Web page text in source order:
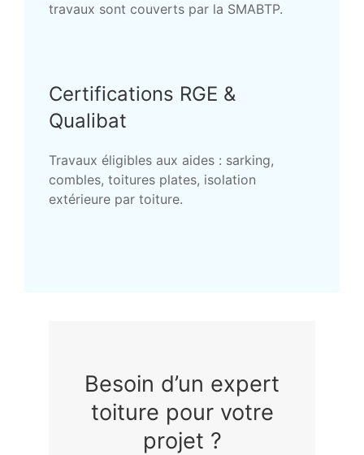
travaux sont couverts par la SMABTP.
Certifications RGE &
Qualibat
Travaux éligibles aux aides : sarking,
combles, toitures plates, isolation
extérieure par toiture.
Besoin d’un expert
toiture pour votre
projet ?